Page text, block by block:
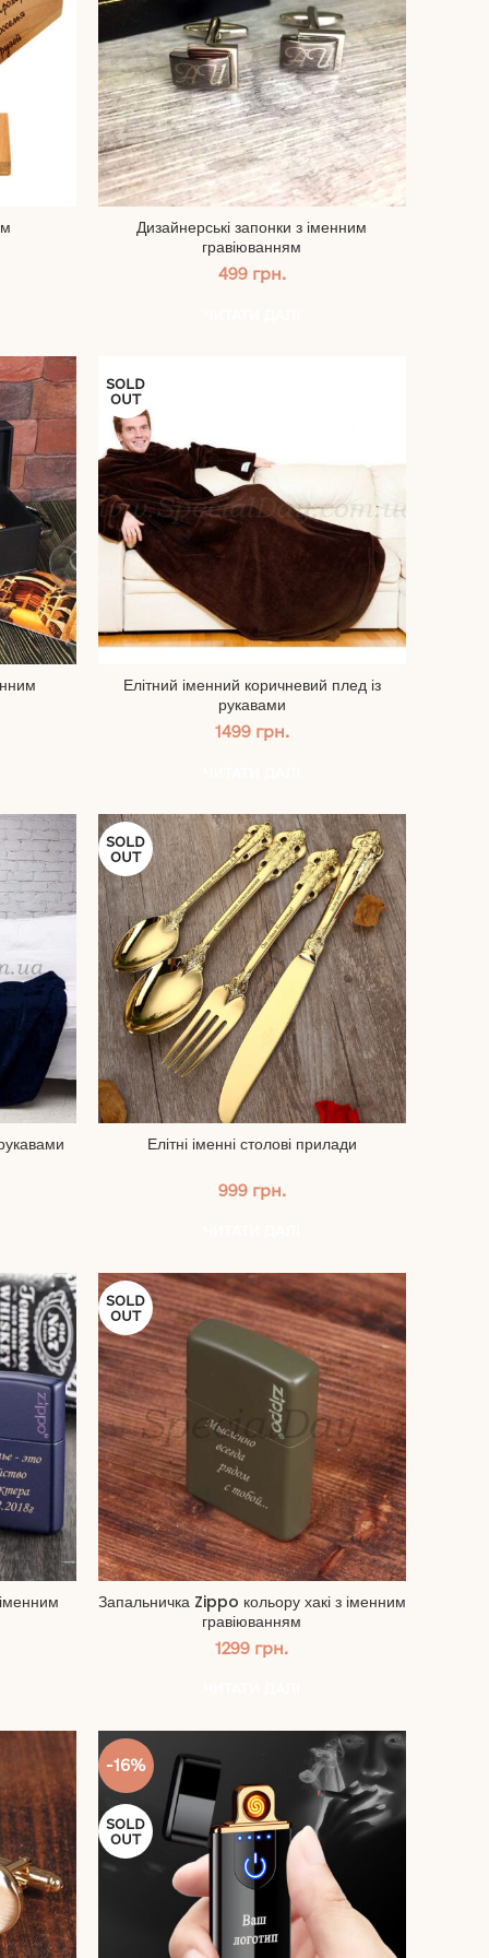
Дизайнерські запонки з іменним
гравіюванням
499 грн.
SOLD
OUT
Елітний іменний коричневий плед із
рукавами
1499 грн.
SOLD
OUT
Елітні іменні столові прилади
999 грн.
SOLD
OUT
Запальничка Zippo кольору хакі з іменним
гравіюванням
1299 грн.
-16%
SOLD
OUT